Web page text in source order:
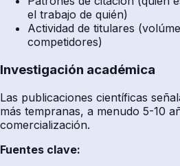
el trabajo de quién)
Actividad de titulares
competidores)
Investigación académica
Las publicaciones científicas
más tempranas, a menudo 5-10
comercialización.
Fuentes clave: